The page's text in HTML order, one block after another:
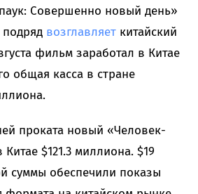
Совершенно новый день»
возглавляет китайский
фильм заработал в Китае
общая касса в стране
проката новый «Человек-
$121.3 миллиона. $19
суммы обеспечили показы